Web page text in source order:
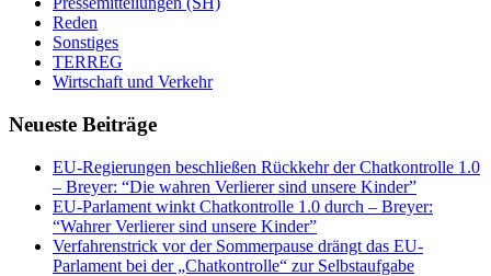
Reden
Sonstiges
TERREG
Wirtschaft und Verkehr
Neueste Beiträge
EU-Regierungen beschließen Rückkehr der Chatkontrolle 1.0
– Breyer: “Die wahren Verlierer sind unsere Kinder”
EU-Parlament winkt Chatkontrolle 1.0 durch – Breyer:
“Wahrer Verlierer sind unsere Kinder”
Verfahrenstrick vor der Sommerpause drängt das EU-
Parlament bei der „Chatkontrolle“ zur Selbstaufgabe